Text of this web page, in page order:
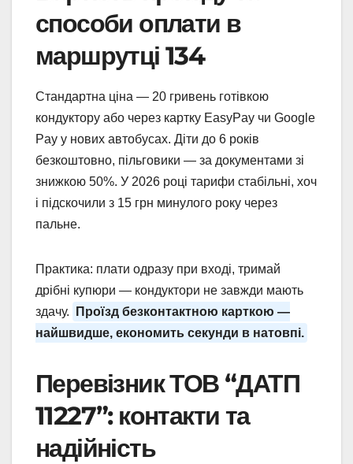
способи оплати в
маршрутці 134
Стандартна ціна — 20 гривень готівкою
кондуктору або через картку EasyPay чи Google
Pay у нових автобусах. Діти до 6 років
безкоштовно, пільговики — за документами зі
знижкою 50%. У 2026 році тарифи стабільні, хоч
і підскочили з 15 грн минулого року через
пальне.
Практика: плати одразу при вході, тримай
дрібні купюри — кондуктори не завжди мають
здачу.
Проїзд безконтактною карткою —
найшвидше, економить секунди в натовпі.
Перевізник ТОВ “ДАТП
11227”: контакти та
надійність